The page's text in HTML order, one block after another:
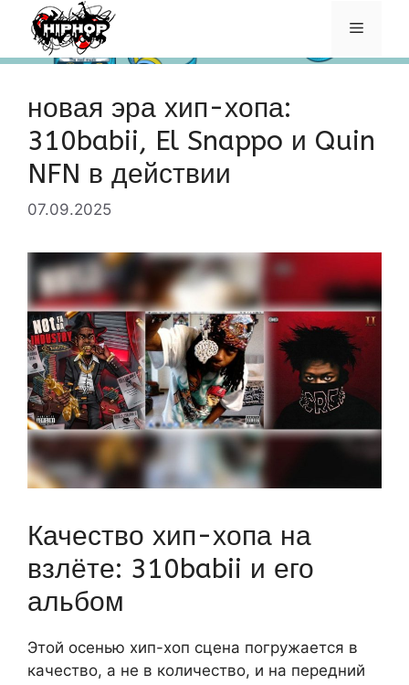
Перейти
содержимому
Меню
новая эра хип-хопа:
310babii, El Snappo и Quin
NFN в действии
07.09.2025
Качество хип-хопа на
взлёте: 310babii и его
альбом
Этой осенью хип-хоп сцена погружается в
качество, а не в количество, и на передний